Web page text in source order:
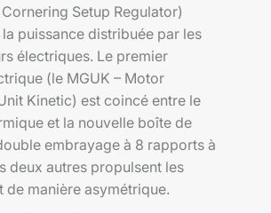
Setup Regulator)
puissance distribuée par les
électriques. Le premier
(le MGUK – Motor
Kinetic) est coincé entre le
et la nouvelle boîte de
embrayage à 8 rapports à
deux autres propulsent les
de manière asymétrique.